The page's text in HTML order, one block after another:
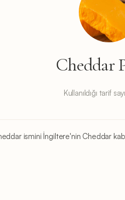
Cheddar
Kullanıldığı tarif
ismini İngiltere'nin Cheddar